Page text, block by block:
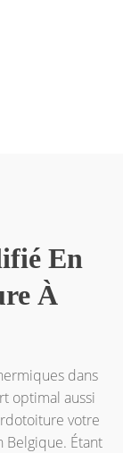
En
À
dans
optimal aussi
votre
Belgique. Étant